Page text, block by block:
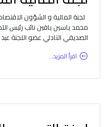
لجنة المالية و الشؤون
محمد ياسين ياقين نائب رئيس
الصديقي التادلي عضو اللجنة
اقرأ المزيد...